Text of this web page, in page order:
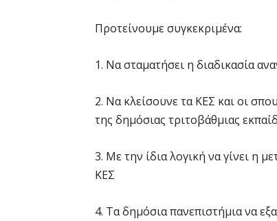
Προτείνουμε συγκεκριμένα:
1. Να σταματήσει η διαδικασία
2. Να κλείσουνε τα ΚΕΣ και οι
της δημόσιας τριτοβάθμιας
3. Με την ίδια λογική να γίνει η
ΚΕΣ
4. Τα δημόσια πανεπιστήμια να